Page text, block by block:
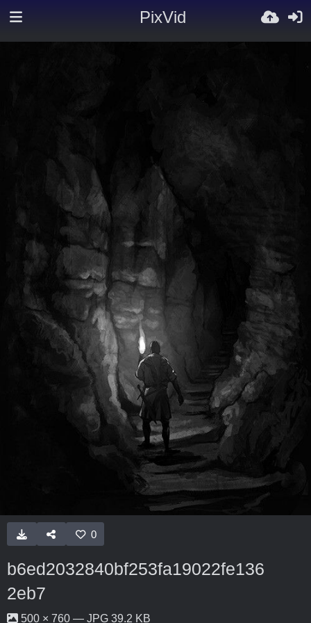
PixVid
0
b6ed2032840bf253fa19022fe136
2eb7
500 × 760 — JPG 39.2 KB